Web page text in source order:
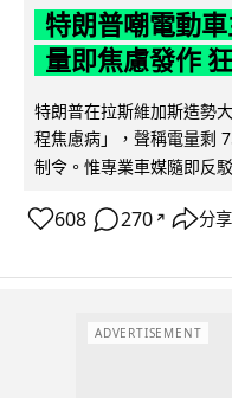
特朗普嘲電動
量即焦慮發作
特朗普在拉斯維加斯造勢
程焦慮病」，聲稱電量剩
制令。惟專業車媒隨即反
608 270 ↗ 分享
ADVERTISEMENT